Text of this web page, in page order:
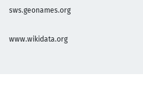
sws.geonames.org
www.wikidata.org